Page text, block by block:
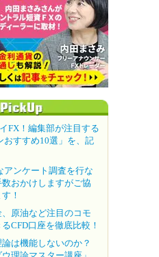
FX！編集部が注目する
おすすめ10選」を、記
アンケート調査を行な
おかけしますがご協
！
原油など注目のコモ
CFD口座を徹底比較！
は機能しないのか？